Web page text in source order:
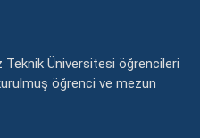
Teknik Üniversitesi öğrencileri
öğrenci ve mezun